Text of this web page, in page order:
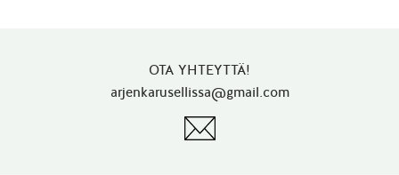
OTA YHTEYTTÄ!
arjenkarusellissa@gmail.com